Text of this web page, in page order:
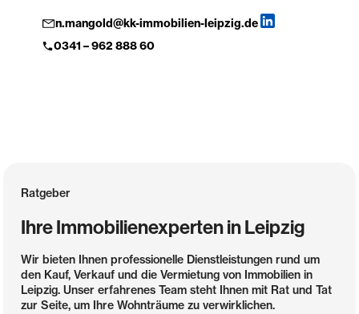
n.mangold@kk-immobilien-leipzig.de
0341 – 962 888 60
Ratgeber
Ihre Immobilienexperten in Leipzig
Wir bieten Ihnen professionelle Dienstleistungen rund um
den Kauf, Verkauf und die Vermietung von Immobilien in
Leipzig. Unser erfahrenes Team steht Ihnen mit Rat und Tat
zur Seite, um Ihre Wohnträume zu verwirklichen.